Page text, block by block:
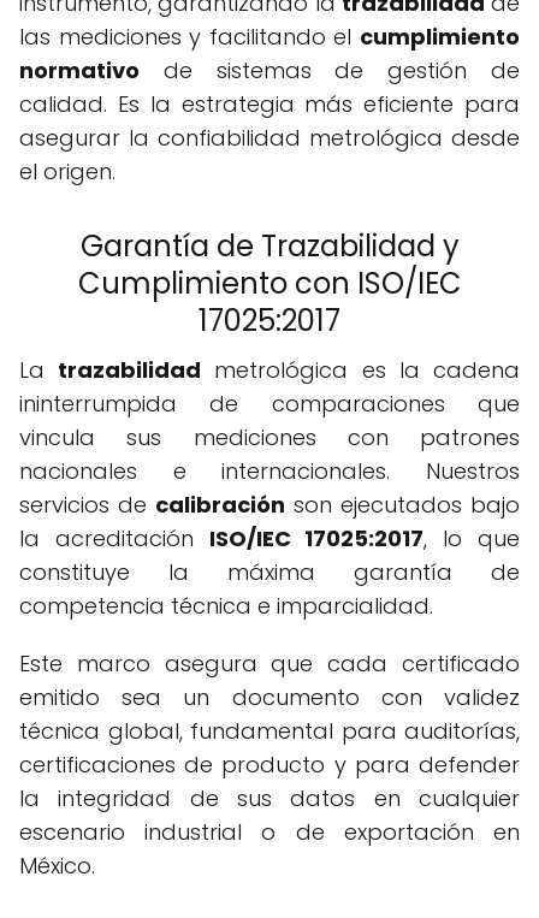
las mediciones y facilitando el cumplimiento
normativo de sistemas de gestión de
calidad. Es la estrategia más eficiente para
asegurar la confiabilidad metrológica desde
el origen.
Garantía de Trazabilidad y
Cumplimiento con ISO/IEC
17025:2017
La trazabilidad metrológica es la cadena
ininterrumpida de comparaciones que
vincula sus mediciones con patrones
nacionales e internacionales. Nuestros
servicios de calibración son ejecutados bajo
la acreditación ISO/IEC 17025:2017, lo que
constituye la máxima garantía de
competencia técnica e imparcialidad.
Este marco asegura que cada certificado
emitido sea un documento con validez
técnica global, fundamental para auditorías,
certificaciones de producto y para defender
la integridad de sus datos en cualquier
escenario industrial o de exportación en
México.